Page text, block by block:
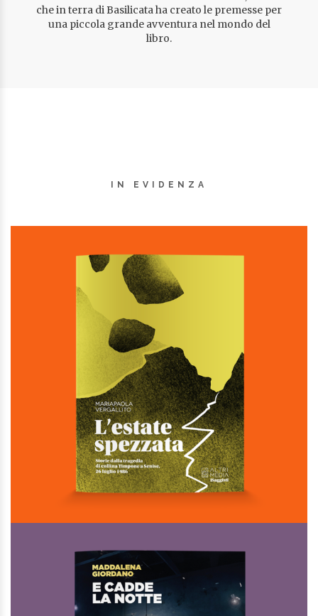
che in terra di Basilicata ha creato le premesse per
una piccola grande avventura nel mondo del
libro.
IN EVIDENZA
L’estate spezzata
DiMariapaola Vergallito